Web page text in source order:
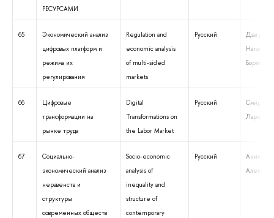
РЕСУРСАМИ
65
Экономический анализ
цифровых платформ и
режима их
регулирования
Regulation and
economic analysis
of multi-sided
markets
Русский
Дзагурова
Наталия
Борисовна
66
Цифровые
трансформации на
рынке труда
Digital
Transformations on
the Labor Market
Русский
Смирных
Лариса
67
Социально-
экономический анализ
неравенств и
структуры
современных обществ
Socio-economic
analysis of
inequality and
structure of
contemporary
Русский
Аникин